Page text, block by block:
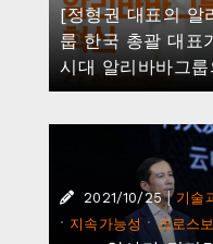
[정형권 대표의 알
룹 한국 총괄 대표
시대 알리바바그룹
2021/10/25 | 기술
· 지속가능성 ·크로스